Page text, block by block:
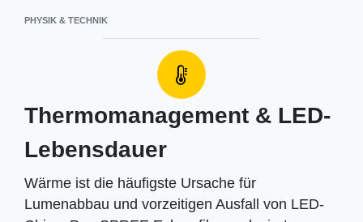
PHYSIK & TECHNIK
Thermomanagement & LED-
Lebensdauer
Wärme ist die häufigste Ursache für
Lumenabbau und vorzeitigen Ausfall von LED-